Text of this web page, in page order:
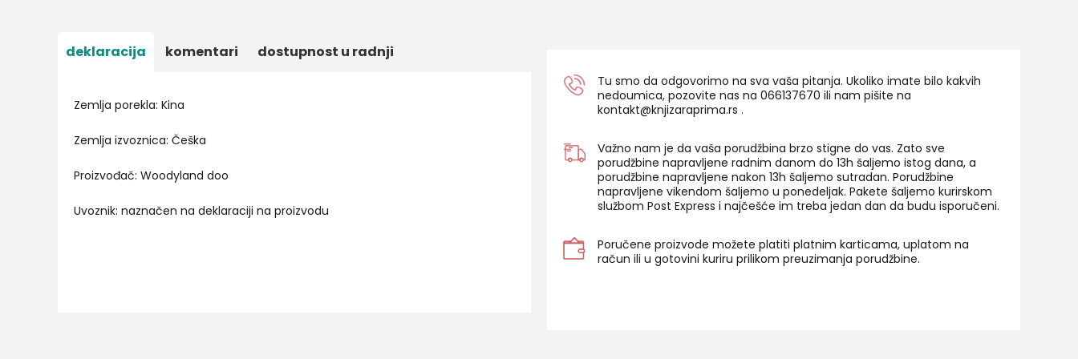
deklaracija komentari dostupnost u radnji
Zemlja porekla: Kina
Zemlja izvoznica: Češka
Proizvođač: Woodyland doo
Uvoznik: naznačen na deklaraciji na proizvodu
Tu smo da odgovorimo na sva vaša pitanja. Ukoliko imate bilo kakvih
nedoumica, pozovite nas na 066137670 ili nam pišite na
kontakt@knjizaraprima.rs .
Važno nam je da vaša porudžbina brzo stigne do vas. Zato sve
porudžbine napravljene radnim danom do 13h šaljemo istog dana, a
porudžbine napravljene nakon 13h šaljemo sutradan. Porudžbine
napravljene vikendom šaljemo u ponedeljak. Pakete šaljemo kurirskom
službom Post Express i najčešće im treba jedan dan da budu isporučeni.
Poručene proizvode možete platiti platnim karticama, uplatom na
račun ili u gotovini kuriru prilikom preuzimanja porudžbine.